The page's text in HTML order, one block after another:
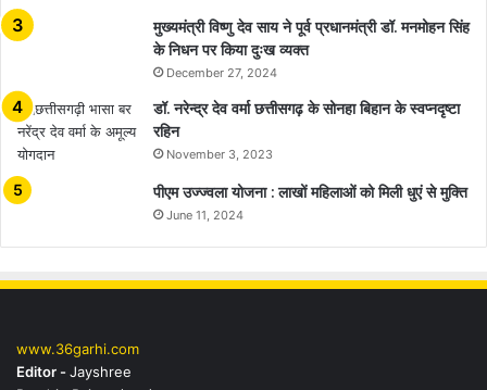
मुख्यमंत्री विष्णु देव साय ने पूर्व प्रधानमंत्री डॉ. मनमोहन सिंह
के निधन पर किया दुःख व्यक्त
December 27, 2024
डॉ. नरेन्द्र देव वर्मा छत्तीसगढ़ के सोनहा बिहान के स्वप्नदृष्टा
रहिन
November 3, 2023
पीएम उज्ज्वला योजना : लाखों महिलाओं को मिली धुएं से मुक्ति
June 11, 2024
www.36garhi.com
Editor -Jayshree